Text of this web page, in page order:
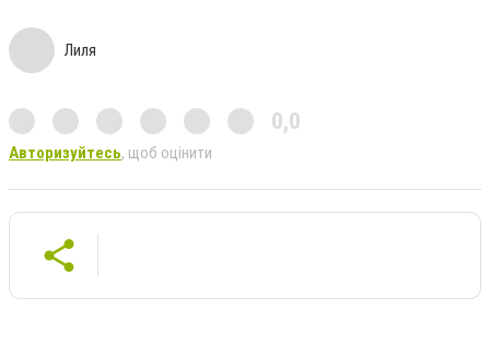
Лиля
0,0
Авторизуйтесь, щоб оцінити